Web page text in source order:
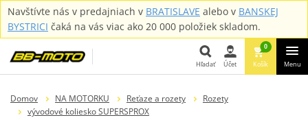
Navštívte nás v predajniach v BRATISLAVE alebo v BANSKEJ
BYSTRICI čaká na vás viac ako 20 000 položiek skladom.
Hľadať Účet
0
Košík Menu
Domov NA MOTORKU Reťaze a rozety
Rozety
vývodové koliesko SUPERSPROX